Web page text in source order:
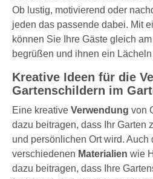
Ob lustig, motivierend oder
jeden das passende dabei. Mit
können Sie Ihre Gäste gleich
begrüßen und ihnen ein
Kreative Ideen für die
Gartenschildern im
Eine kreative Verwendung von
dazu beitragen, dass Ihr Garten
und persönlichen Ort wird. Auch
verschiedenen Materialien wie
dazu beitragen, dass Ihre